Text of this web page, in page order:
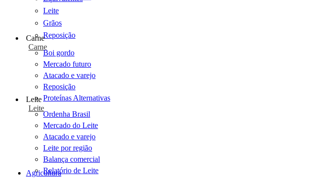
Leite
Grãos
Reposição
Carne
Carne
Boi gordo
Mercado futuro
Atacado e varejo
Reposição
Proteínas Alternativas
Leite
Leite
Ordenha Brasil
Mercado do Leite
Atacado e varejo
Leite por região
Balança comercial
Relatório de Leite
Agricultura